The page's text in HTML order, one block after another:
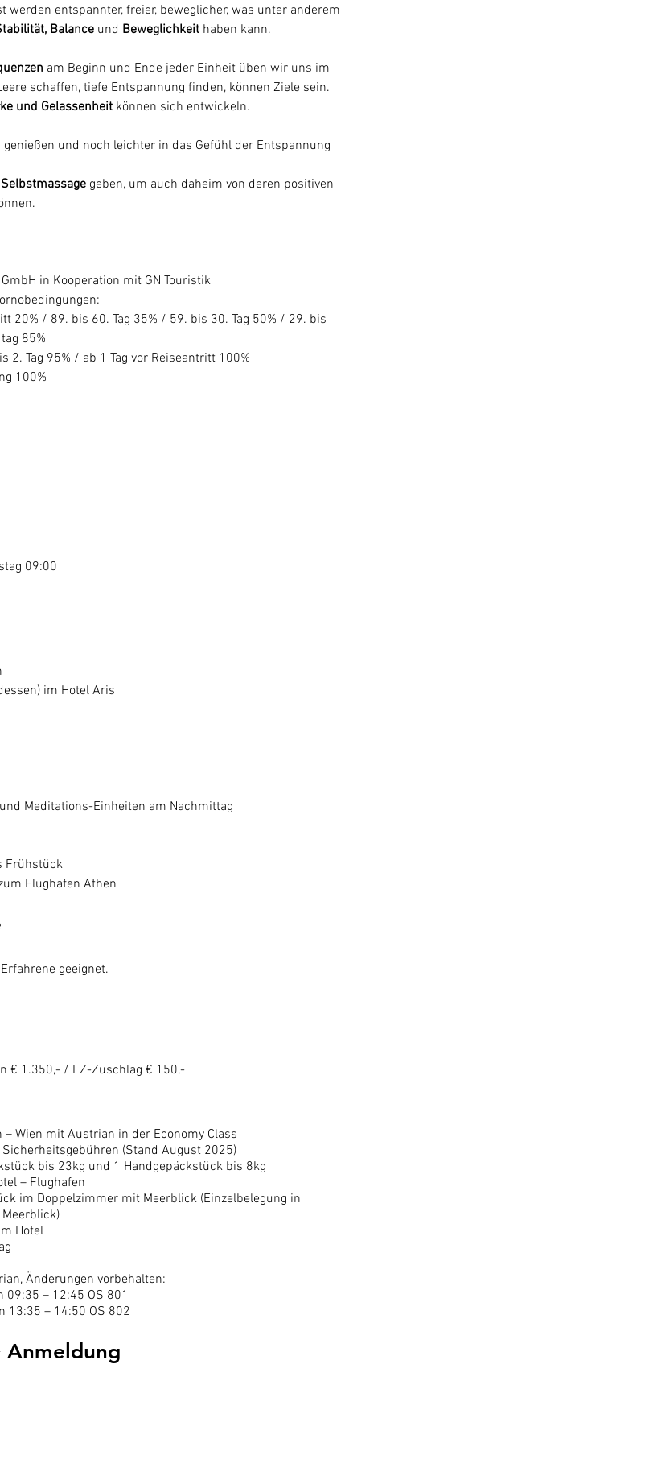
werden entspannter, freier, beweglicher, was unter anderem
Balance und Beweglichkeit haben kann.
am Beginn und Ende jeder Einheit üben wir uns im
schaffen, tiefe Entspannung finden, können Ziele sein.
und Gelassenheit können sich entwickeln.
genießen und noch leichter in das Gefühl der Entspannung
geben, um auch daheim von deren positiven
in Kooperation mit GN Touristik
20% / 89. bis 60. Tag 35% / 59. bis 30. Tag 50% / 29. bis
85%
2. Tag 95% / ab 1 Tag vor Reiseantritt 100%
100%
09:00
im Hotel Aris
Meditations-Einheiten am Nachmittag
Frühstück
Flughafen Athen
geeignet.
€ 1.350,- / EZ-Zuschlag € 150,-
– Wien mit Austrian in der Economy Class
(Stand August 2025)
bis 23kg und 1 Handgepäckstück bis 8kg
– Flughafen
im Doppelzimmer mit Meerblick (Einzelbelegung in
Hotel
Änderungen vorbehalten:
09:35 – 12:45 OS 801
13:35 – 14:50 OS 802